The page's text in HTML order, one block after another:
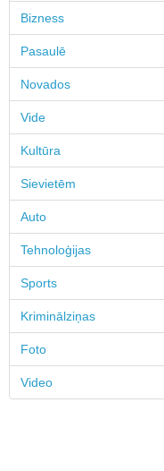
Bizness
Pasaulē
Novados
Vide
Kultūra
Sievietēm
Auto
Tehnoloģijas
Sports
Kriminālziņas
Foto
Video